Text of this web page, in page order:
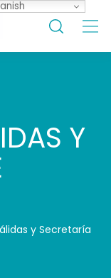
Y
y Secretaría